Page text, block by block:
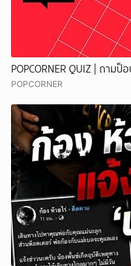
POPCORNER QUIZ | ถาม
POPCORNER